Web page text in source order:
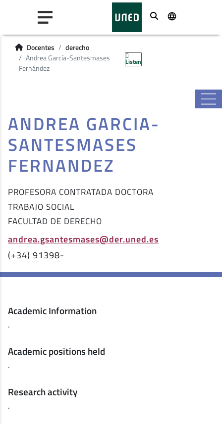
Buscar
Docentes
derecho
Andrea García-Santesmases
Fernández
Listen
ANDREA GARCIA-
SANTESMASES
FERNANDEZ
PROFESORA CONTRATADA DOCTORA
TRABAJO SOCIAL
FACULTAD DE DERECHO
andrea.gsantesmases@der.uned.es
(+34) 91398-
Academic Information
.
Academic positions held
.
Research activity
.